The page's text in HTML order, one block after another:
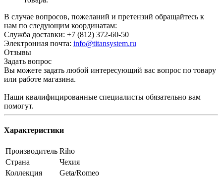
В случае вопросов, пожеланий и претензий обращайтесь к
нам по следующим координатам:
Служба доставки: +7 (812) 372-60-50
Электронная почта: info@titansystem.ru
Отзывы
Задать вопрос
Вы можете задать любой интересующий вас вопрос по товару
или работе магазина.
Наши квалифицированные специалисты обязательно вам
помогут.
Характеристики
Производитель Riho
Страна
Чехия
Коллекция
Geta/Romeo